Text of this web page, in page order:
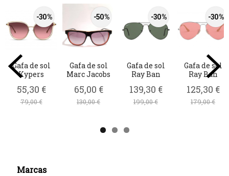
Marcas
-30 %
Gafa de sol
Kypers
55,30 €
79,00 €
-50 %
Gafa de sol
Marc Jacobs
65,00 €
130,00 €
-30 %
Gafa de sol
Ray Ban
139,30 €
199,00 €
-30 %
Gafa de sol
Ray Ban
125,30 €
179,00 €